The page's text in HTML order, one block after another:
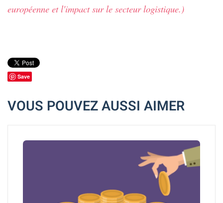
européenne et l'impact sur le secteur logistique.)
Save
VOUS POUVEZ AUSSI AIMER